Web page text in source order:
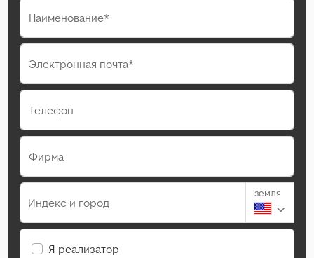
Наименование*
Электронная почта*
Телефон
Фирма
Индекс и город
земля
Я реализатор